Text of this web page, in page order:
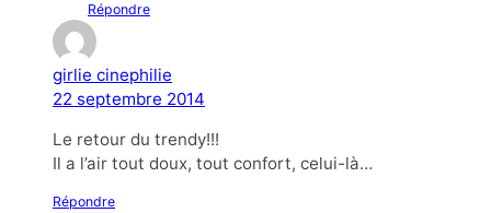
Répondre
girlie cinephilie
22 septembre 2014
Le retour du trendy!!!
Il a l’air tout doux, tout confort, celui-là…
Répondre